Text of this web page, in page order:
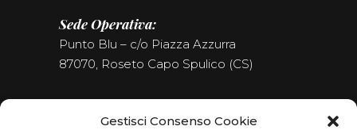
Gestisci Consenso Cookie
Sede Operativa:
Punto Blu – c/o Piazza Azzurra
87070, Roseto Capo Spulico (CS)